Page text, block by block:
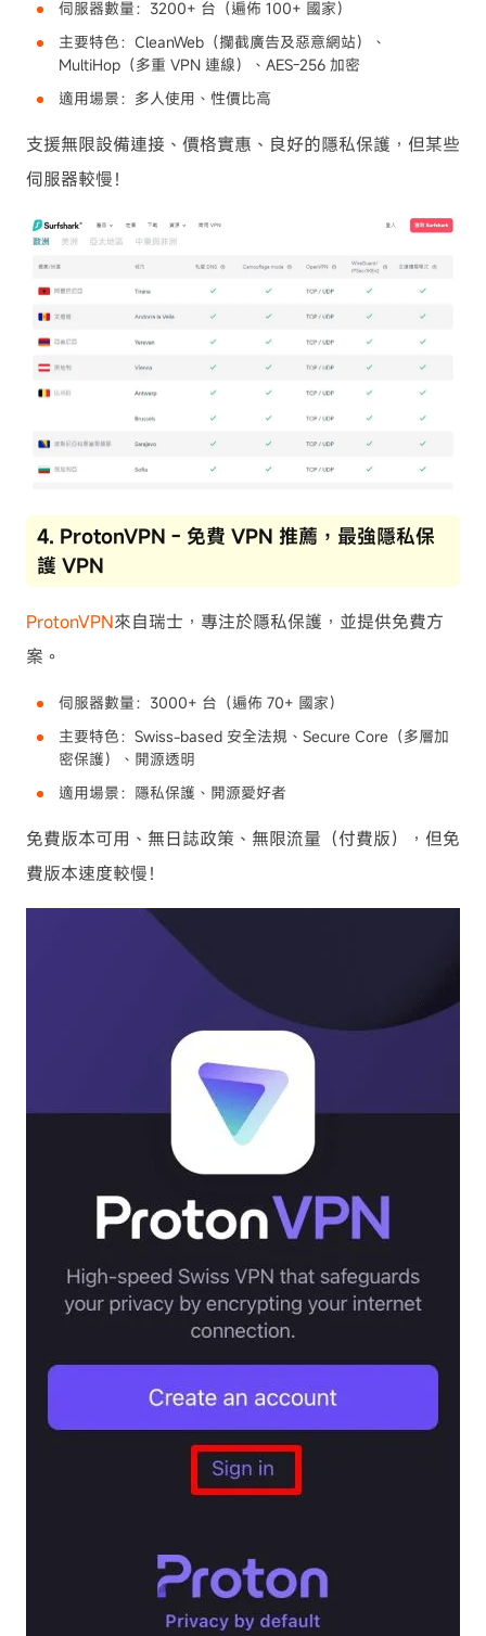
伺服器數量：3200+ 台（遍佈 100+ 國家）
主要特色：CleanWeb（攔截廣告及惡意網站）、
MultiHop（多重 VPN 連線）、AES-256 加密
適用場景：多人使用、性價比高
支援無限設備連接、價格實惠、良好的隱私保護，但某些
伺服器較慢！
4. ProtonVPN - 免費 VPN 推薦，最強隱私保
護 VPN
ProtonVPN來自瑞士，專注於隱私保護，並提供免費方
案。
伺服器數量：3000+ 台（遍佈 70+ 國家）
主要特色：Swiss-based 安全法規、Secure Core（多層加
密保護）、開源透明
適用場景：隱私保護、開源愛好者
免費版本可用、無日誌政策、無限流量（付費版），但免
費版本速度較慢！